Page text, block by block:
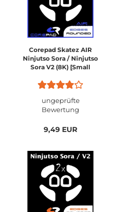
Corepad Skatez AIR
Ninjutso Sora / Ninjutso
Sora V2 (8K) [Small
ungeprüfte
Bewertung
9,49 EUR